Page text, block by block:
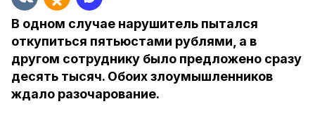
В одном случае нарушитель пытался
откупиться пятьюстами рублями, а в
другом сотруднику было предложено сразу
десять тысяч. Обоих злоумышленников
ждало разочарование.